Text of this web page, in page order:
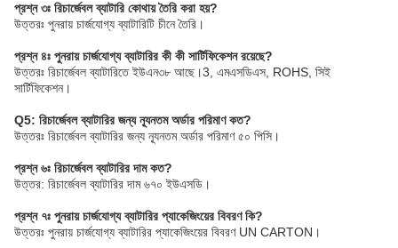
প্রশ্ন ৩ঃ রিচার্জেবল ব্যাটারি কোথায় তৈরি করা হয়?
উত্তরঃ পুনরায় চার্জযোগ্য ব্যাটারিটি চীনে তৈরি।
প্রশ্ন ৪ঃ পুনরায় চার্জযোগ্য ব্যাটারির কী কী সার্টিফিকেশন রয়েছে?
উত্তরঃ রিচার্জেবল ব্যাটারিতে ইউএন৩৮ আছে।3, এমএসডিএস, ROHS, সিই
সার্টিফিকেশন।
Q5: রিচার্জেবল ব্যাটারির জন্য ন্যূনতম অর্ডার পরিমাণ কত?
উত্তরঃ রিচার্জেবল ব্যাটারির জন্য ন্যূনতম অর্ডার পরিমাণ ৫০ পিসি।
প্রশ্ন ৬ঃ রিচার্জেবল ব্যাটারির দাম কত?
উত্তর: রিচার্জেবল ব্যাটারির দাম ৬৭০ ইউএসডি।
প্রশ্ন ৭ঃ পুনরায় চার্জযোগ্য ব্যাটারির প্যাকেজিংয়ের বিবরণ কি?
উত্তরঃ পুনরায় চার্জযোগ্য ব্যাটারির প্যাকেজিংয়ের বিবরণ UN CARTON।